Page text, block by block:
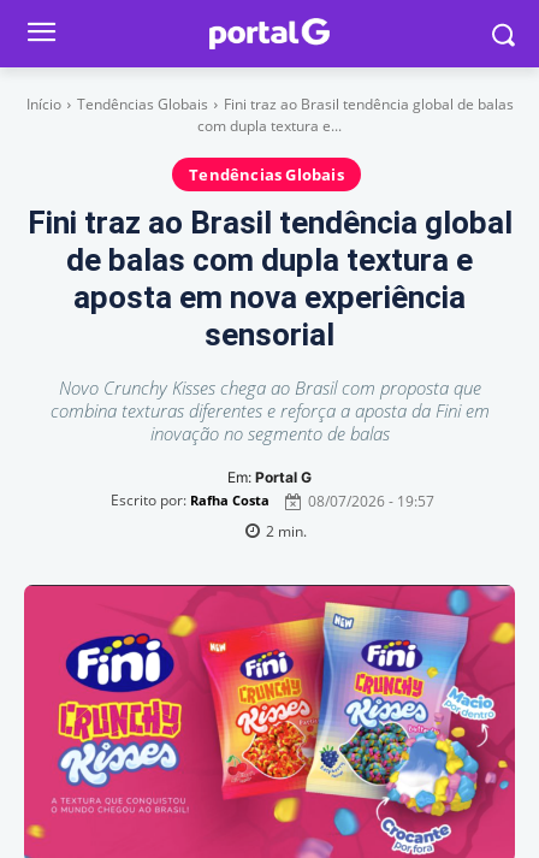
Início Tendências Globais
Fini traz ao Brasil tendência global de balas
com dupla textura e...
Tendências Globais
Fini traz ao Brasil tendência global
de balas com dupla textura e
aposta em nova experiência
sensorial
Novo Crunchy Kisses chega ao Brasil com proposta que
combina texturas diferentes e reforça a aposta da Fini em
inovação no segmento de balas
Em: Portal G
Escrito por: Rafha Costa
08/07/2026 - 19:57
2min.